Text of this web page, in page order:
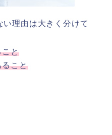
理由は大きく分けて
こと
ること